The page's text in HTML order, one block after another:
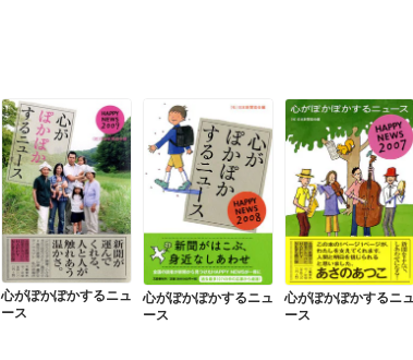
心がぽかぽかするニュ
ース
心がぽかぽかするニュ
ース
心がぽかぽかするニュ
ース